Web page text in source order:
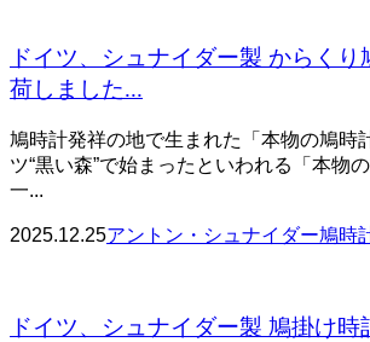
ドイツ、シュナイダー製 からくり
荷しました...
鳩時計発祥の地で生まれた「本物の鳩時
ツ“黒い森”で始まったといわれる「本物
一...
2025.12.25アントン・シュナイダー鳩時
ドイツ、シュナイダー製 鳩掛け時